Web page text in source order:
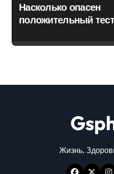
Насколько опасен
положительный
Жизнь.